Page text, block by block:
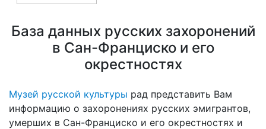
База данных русских захоронений
в Сан-Франциско и его
окрестностях
Музей русской культуры рад представить Вам
информацию о захоронениях русских эмигрантов,
умерших в Сан-Франциско и его окрестностях и